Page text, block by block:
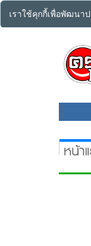
เราใช้คุกกี้เพื่อพัฒนา